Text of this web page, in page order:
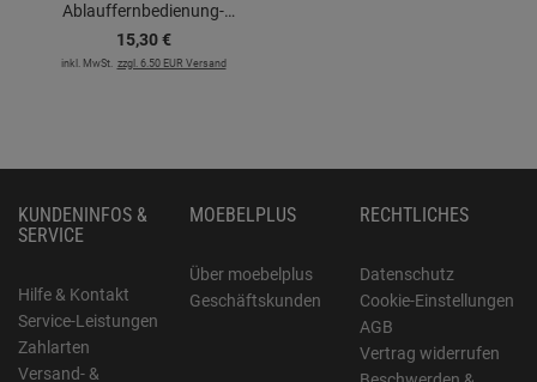
Ablauffernbedienung-
Nachrüstset für InFino
15,30 €
inkl. MwSt. zzgl. 6.50 EUR Versand
KUNDENINFOS &
SERVICE
Hilfe & Kontakt
Service-Leistungen
Zahlarten
Versand- &
MOEBELPLUS
Über moebelplus
Geschäftskunden
RECHTLICHES
Datenschutz
Cookie-Einstellungen
AGB
Vertrag widerrufen